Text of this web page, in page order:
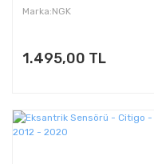
Marka:NGK
1.495,00 TL